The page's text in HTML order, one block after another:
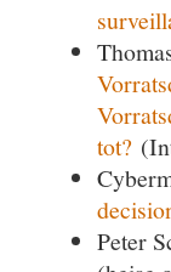
tot?
Peter